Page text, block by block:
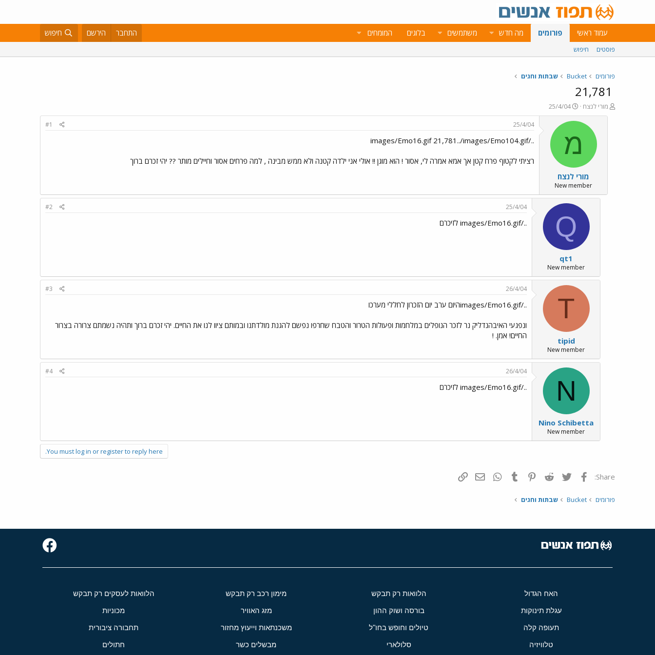
עמוד ראשי פורומים מה חדש משתמשים בלוגים המומחים התחבר הירשם חיפוש
פוסטים חיפוש
פורומים Bucket שבתות וחגים
פ
ו
מורי לנצח
פ
ו
ר
ם
ב
א
ר
י
ך
25/4/04
מ
מורי לנצח
New member
25/4/04
#1
../images/Emo16.gif 21,781../images/Emo104.gif
רציתי לקטוף פרח קטן אך אמא אמרה לי, אסור ! הוא מוגן !! אולי אני ילדה קטנה ולא ממש מבינה , למה פרחים אסור וחיילים מותר ?? יהי זכרם ברוך
Q
qt1
New member
25/4/04
#2
../images/Emo16.gif לזיכרם
T
tipid
New member
26/4/04
#3
../images/Emo16.gifהיום ערב יום הזכרון לחללי מערכו
ונפגעי האיבהנדליק נר לזכר הנופלים במלחמות ופעולות הטרור והטבח שחרפו נפשם להגנת מולדתנו ובמותם ציוו לנו את החיים. יהי זכרם ברוך ותהיה נשמתם צרורה בצרור
החיים! אמן. !
N
Nino Schibetta
New member
26/4/04
#4
../images/Emo16.gif לזיכרם
You must log in or register to reply here.
Share: פייסבוק Twitter
Reddit
Pinterest
Tumblr
WhatsAppדואר אלקטרוני
פורומים Bucket שבתות וחגים
האח הגדול הלוואות רק תבקש מימון רכב רק תבקש הלוואות לעסקים רק תבקש
עגלת תינוקות בורסה ושוק ההון מזג האוויר מכוניות
תעופה קלה טיולים וחופש בחו"ל משכנתאות וייעוץ מחזור תחבורה ציבורית
טלוויזיה סלולארי מבשלים כשר חתולים